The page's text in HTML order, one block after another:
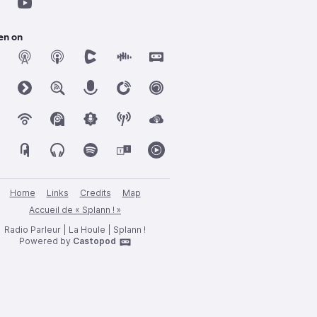
on
Home Links Credits
Map
Accueil de « Splann ! »
Radio Parleur | La Houle | Splann !
Powered by Castopod